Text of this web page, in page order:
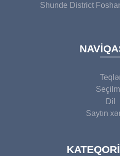
Shunde District
Dil
Saytın